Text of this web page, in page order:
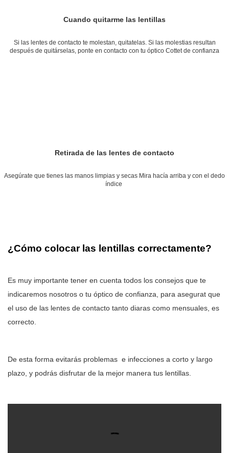
Cuando quitarme las lentillas
Si las lentes de contacto te molestan, quitatelas. Si las molestias resultan
después de quitárselas, ponte en contacto con tu óptico Cottet de confianza
Retirada de las lentes de contacto
Asegúrate que tienes las manos limpias y secas Mira hacía arriba y con el dedo
índice
¿Cómo colocar las lentillas correctamente?
Es muy importante tener en cuenta todos los consejos que te
indicaremos nosotros o tu óptico de confianza, para asegurat que
el uso de las lentes de contacto tanto diaras como mensuales, es
correcto.
De esta forma evitarás problemas e infecciones a corto y largo
plazo, y podrás disfrutar de la mejor manera tus lentillas.